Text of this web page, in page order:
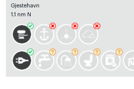
Gjestehavn
1.1 nm N